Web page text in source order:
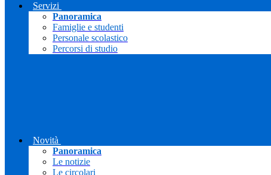
Servizi
Panoramica
Famiglie e studenti
Personale scolastico
Percorsi di studio
Novità
Panoramica
Le notizie
Le circolari